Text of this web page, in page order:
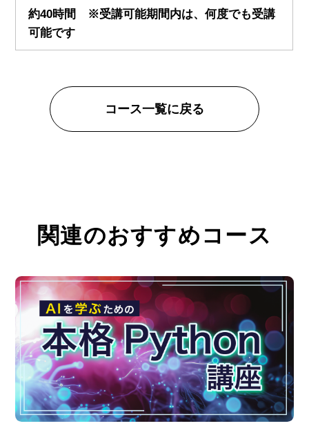
約40時間 ※受講可能期間内は、何度でも受講
可能です
コース一覧に戻る
関連のおすすめコース